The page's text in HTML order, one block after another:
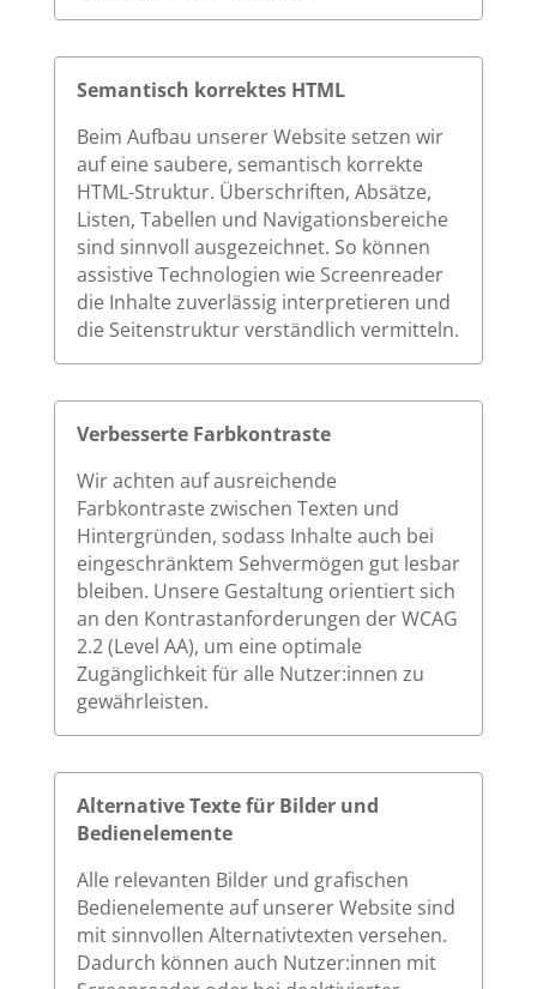
Semantisch korrektes HTML
Beim Aufbau unserer Website setzen wir
auf eine saubere, semantisch korrekte
HTML-Struktur. Überschriften, Absätze,
Listen, Tabellen und Navigationsbereiche
sind sinnvoll ausgezeichnet. So können
assistive Technologien wie Screenreader
die Inhalte zuverlässig interpretieren und
die Seitenstruktur verständlich vermitteln.
Verbesserte Farbkontraste
Wir achten auf ausreichende
Farbkontraste zwischen Texten und
Hintergründen, sodass Inhalte auch bei
eingeschränktem Sehvermögen gut lesbar
bleiben. Unsere Gestaltung orientiert sich
an den Kontrastanforderungen der WCAG
2.2 (Level AA), um eine optimale
Zugänglichkeit für alle Nutzer:innen zu
gewährleisten.
Alternative Texte für Bilder und
Bedienelemente
Alle relevanten Bilder und grafischen
Bedienelemente auf unserer Website sind
mit sinnvollen Alternativtexten versehen.
Dadurch können auch Nutzer:innen mit